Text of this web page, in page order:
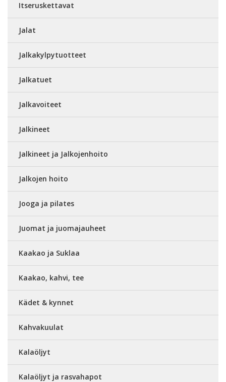
Itseruskettavat
Jalat
Jalkakylpytuotteet
Jalkatuet
Jalkavoiteet
Jalkineet
Jalkineet ja Jalkojenhoito
Jalkojen hoito
Jooga ja pilates
Juomat ja juomajauheet
Kaakao ja Suklaa
Kaakao, kahvi, tee
Kädet & kynnet
Kahvakuulat
Kalaöljyt
Kalaöljyt ja rasvahapot